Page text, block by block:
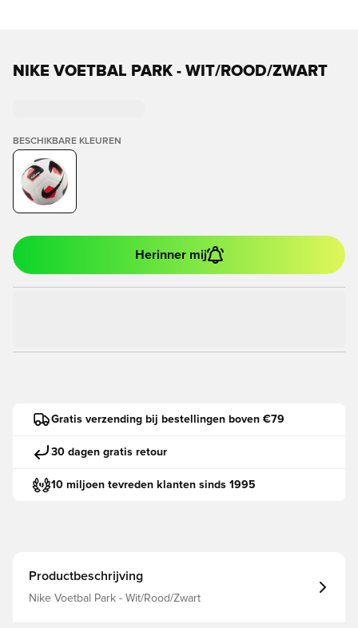
NIKE VOETBAL PARK - WIT/ROOD/ZWART
BESCHIKBARE KLEUREN
Herinner mij
Gratis verzending bij bestellingen boven €79
30 dagen gratis retour
10 miljoen tevreden klanten sinds 1995
Productbeschrijving
Nike Voetbal Park - Wit/Rood/Zwart